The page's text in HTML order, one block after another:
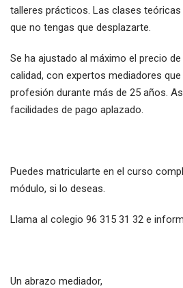
talleres prácticos. Las clases teóricas
que no tengas que desplazarte.
Se ha ajustado al máximo el precio
calidad, con expertos mediadores
profesión durante más de 25 años.
facilidades de pago aplazado.
Puedes matricularte en el curso
módulo, si lo deseas.
Llama al colegio 96 315 31 32 e
Un abrazo mediador,